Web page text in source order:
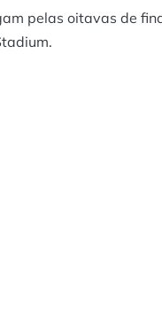
pelas oitavas de